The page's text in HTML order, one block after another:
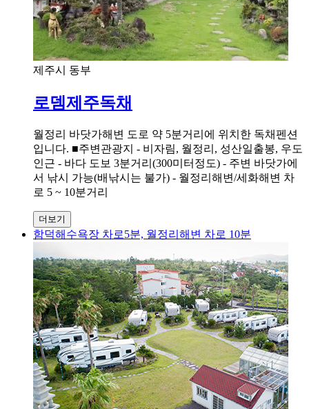
제주시 동부
로뎀제주독채
월정리 바닷가해변 도로 약 5분거리에 위치한 독채펜션
입니다. ■주변관광지 - 비자림, 월정리, 성산일출봉, 우도
인근 - 바다 도보 3분거리(300미터정도) - 주변 바닷가에
서 낚시 가능(배낚시는 불가) - 월정리해변/세화해변 차
로 5 ~ 10분거리
더보기
함덕해수욕장 차로5분, 월정리해변 차로 10분